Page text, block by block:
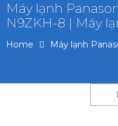
Máy lạnh
N9ZKH-8 | Máy
Home Máy lạnh